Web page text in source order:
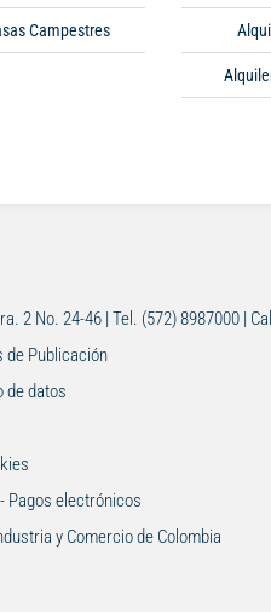
Campestres
2 No. 24-46 | Tel. (572) 8987000 |
de Publicación
de datos
Pagos electrónicos
y Comercio de Colombia